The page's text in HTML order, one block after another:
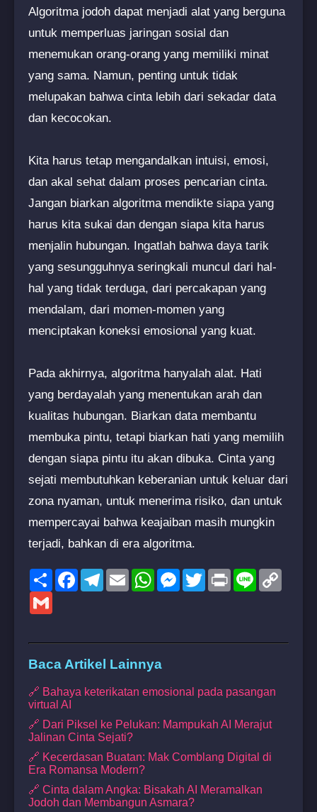
Algoritma jodoh dapat menjadi alat yang berguna
untuk memperluas jaringan sosial dan
menemukan orang-orang yang memiliki minat
yang sama. Namun, penting untuk tidak
melupakan bahwa cinta lebih dari sekadar data
dan kecocokan.
Kita harus tetap mengandalkan intuisi, emosi,
dan akal sehat dalam proses pencarian cinta.
Jangan biarkan algoritma mendikte siapa yang
harus kita sukai dan dengan siapa kita harus
menjalin hubungan. Ingatlah bahwa daya tarik
yang sesungguhnya seringkali muncul dari hal-
hal yang tidak terduga, dari percakapan yang
mendalam, dari momen-momen yang
menciptakan koneksi emosional yang kuat.
Pada akhirnya, algoritma hanyalah alat. Hati
yang berdayalah yang menentukan arah dan
kualitas hubungan. Biarkan data membantu
membuka pintu, tetapi biarkan hati yang memilih
dengan siapa pintu itu akan dibuka. Cinta yang
sejati membutuhkan keberanian untuk keluar dari
zona nyaman, untuk menerima risiko, dan untuk
mempercayai bahwa keajaiban masih mungkin
terjadi, bahkan di era algoritma.
ShareFacebookTelegram
EmailWhatsAppMessenger
TwitterPrint Line
Baca Artikel Lainnya
🔗 Bahaya keterikatan emosional pada pasangan
virtual AI
🔗 Dari Piksel ke Pelukan: Mampukah AI Merajut
Jalinan Cinta Sejati?
🔗 Kecerdasan Buatan: Mak Comblang Digital di
Era Romansa Modern?
🔗 Cinta dalam Angka: Bisakah AI Meramalkan
Jodoh dan Membangun Asmara?